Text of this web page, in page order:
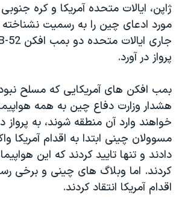
ژاپن، ایالات متحده آمریکا و کره
مورد ادعای چین را به رسمیت نشناخته
پرواز در آورد.
بمب افکن های آمریکایی که مسلح
هشدار وزارت دفاع چین به همه
خواهند وارد آن منطقه شوند، به پرواز
مسوولان چینی ابتدا به اقدام آمریکا
دادند و تنها تایید کردند که این
کردند. اما وبلاگ های چینی و برخی
اقدام آمریکا انتقاد کردند.